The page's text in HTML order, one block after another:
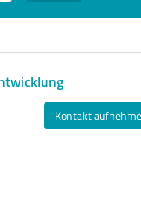
Kontakt